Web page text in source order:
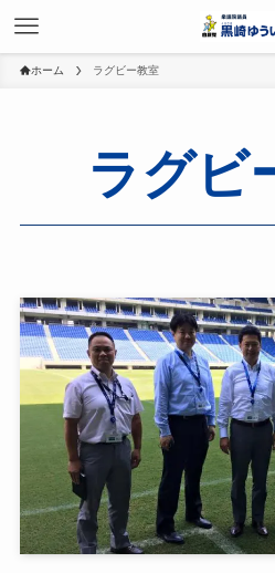
ホーム ラグビー教室
ラグビ